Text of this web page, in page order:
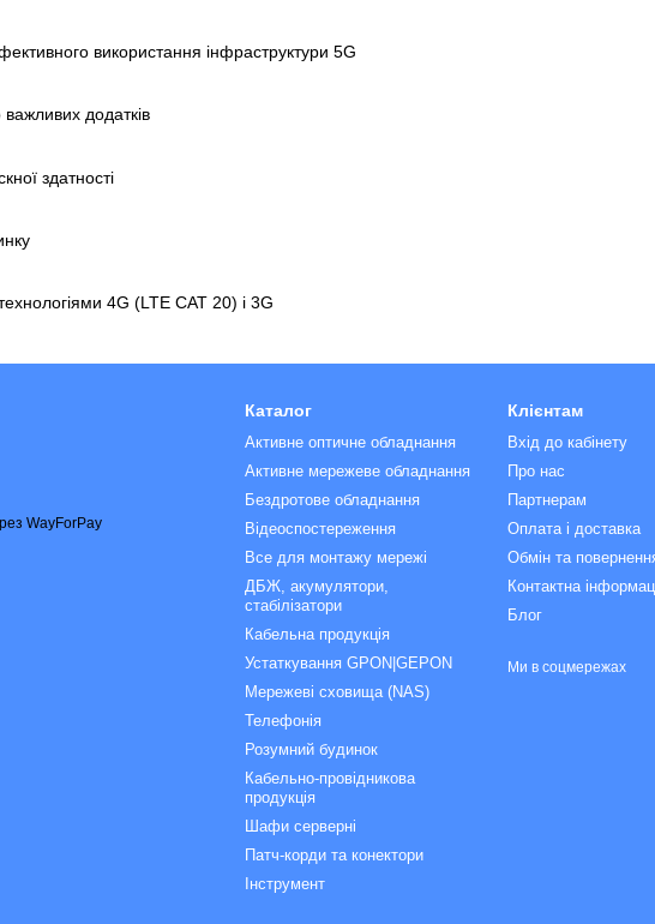
використання інфраструктури 5G
додатків
здатності
4G (LTE CAT 20) і 3G
Каталог
Активне оптичне обладнання
Активне мережеве обладнання
Бездротове обладнання
Відеоспостереження
Все для монтажу мережі
ДБЖ, акумулятори,
стабілізатори
Кабельна продукція
Устаткування GPON|GEPON
Мережеві сховища (NAS)
Телефонія
Розумний будинок
Кабельно-провідникова
продукція
Шафи серверні
Патч-корди та конектори
Інструмент
Клієнтам
Вхід до кабінету
Про нас
Партнерам
Оплата і доставка
Обмін та
Контактна
Блог
Ми в соцмережах